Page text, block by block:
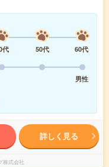
代 50代
60代
男性
詳しく見る
株式会社